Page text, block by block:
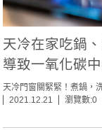
天冷在家吃鍋
導致一氧化碳
天冷門窗關緊緊！煮鍋，
2021.12.21
瀏覽數:0